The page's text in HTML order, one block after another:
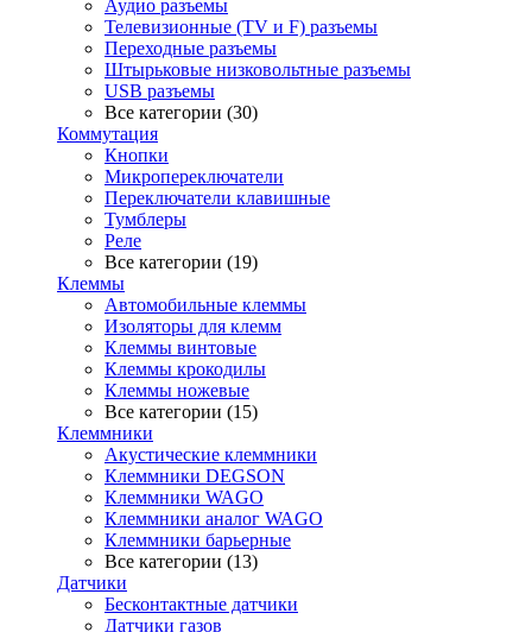
Аудио разъемы
Телевизионные (TV и F) разъемы
Переходные разъемы
Штырьковые низковольтные разъемы
USB разъемы
Все категории (30)
Коммутация
Кнопки
Микропереключатели
Переключатели клавишные
Тумблеры
Реле
Все категории (19)
Клеммы
Автомобильные клеммы
Изоляторы для клемм
Клеммы винтовые
Клеммы крокодилы
Клеммы ножевые
Все категории (15)
Клеммники
Акустические клеммники
Клеммники DEGSON
Клеммники WAGO
Клеммники аналог WAGO
Клеммники барьерные
Все категории (13)
Датчики
Бесконтактные датчики
Датчики газов